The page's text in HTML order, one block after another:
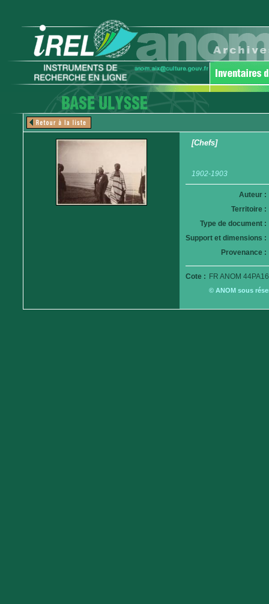
[Chefs]
1902-1903
Auteur :
Territoire :
Type de document :
Support et dimensions :
Provenance :
Cote : FR ANOM
© ANOM sous